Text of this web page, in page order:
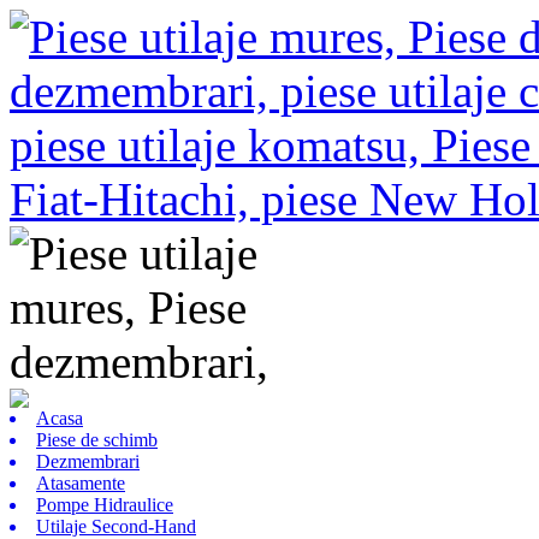
Acasa
Piese de schimb
Dezmembrari
Atasamente
Pompe Hidraulice
Utilaje Second-Hand